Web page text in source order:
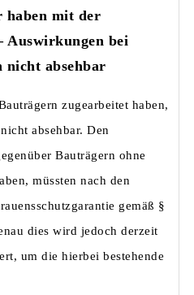
haben mit der
Auswirkungen bei
nicht absehbar
zugearbeitet haben,
absehbar. Den
Bauträgern ohne
müssten nach den
gemäß §
dies wird jedoch derzeit
um die hierbei bestehende